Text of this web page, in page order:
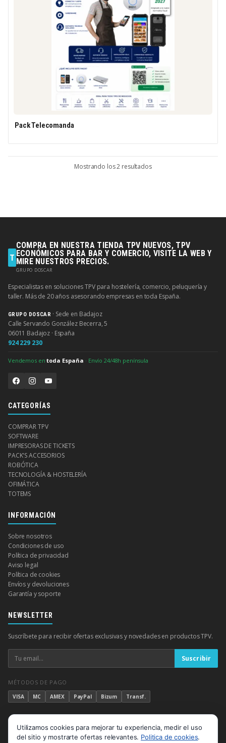
Pack Telecomanda
Mostrando los 2 resultados
T
COMPRA EN NUESTRA TIENDA TPV NUEVOS, TPV
ECONÓMICOS PARA BAR Y COMERCIO, VISITE LA WEB Y
MIRE NUESTROS PRECIOS.
GRUPO DOSCAR
Especialistas en soluciones TPV para hostelería, comercio, peluquería y
taller. Más de 20 años asesorando empresas en toda España.
GRUPO DOSCAR · Sede en Badajoz
Calle Servando González Becerra, 5
06011 Badajoz · España
924 229 230
Vendemos entoda España · Envío 24/48h península
CATEGORÍAS
COMPRAR TPV
SOFTWARE
IMPRESORAS DE TICKETS
PACK'S ACCESORIOS
ROBÓTICA
TECNOLOGÍA & HOSTELERÍA
OFIMÁTICA
TOTEMS
INFORMACIÓN
Sobre nosotros
Condiciones de uso
Política de privacidad
Aviso legal
Política de cookies
Envíos y devoluciones
Garantía y soporte
NEWSLETTER
Suscríbete para recibir ofertas exclusivas y novedades en productos TPV.
Suscribir
MÉTODOS DE PAGO
VISA MC AMEX PayPal Bizum Transf.
© 2026 TPV Completo — Grupo Doscar. Todos los derechos reservados.
Aviso legalPrivacidadCookies
Aviso de cookies
Utilizamos cookies para mejorar tu experiencia, medir el uso
del sitio y mostrarte ofertas relevantes. Politica de cookies.